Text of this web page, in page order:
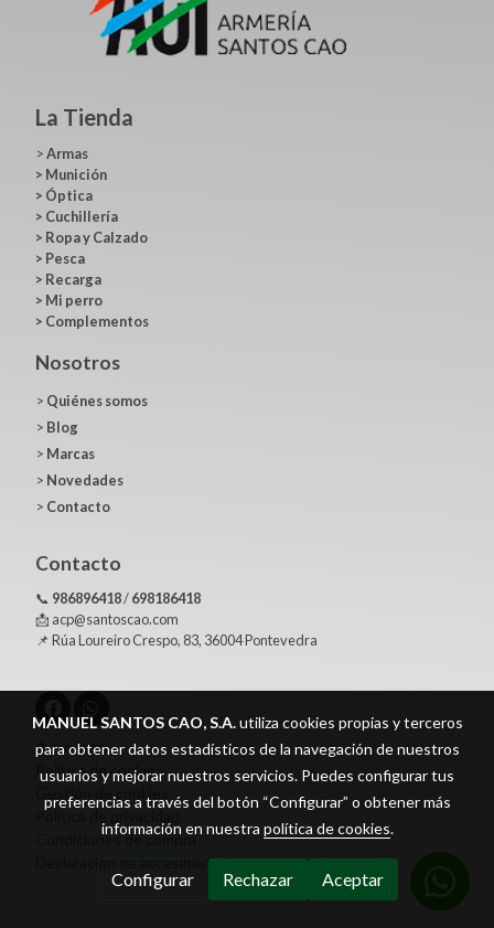
La Tienda
>Armas
> Munición
> Óptica
> Cuchillería
> Ropa y Calzado
> Pesca
> Recarga
> Mi perro
> Complementos
Nosotros
> Quiénes somos
> Blog
> Marcas
> Novedades
> Contacto
Contacto
📞 986896418/698186418
📩 acp@santoscao.com
📌 Rúa Loureiro Crespo, 83, 36004 Pontevedra
Aviso legal
Política de cookies
Gestión de cookies
Política de privacidad
Condiciones de compra
Declaración de accesibilidad
MANUEL SANTOS CAO, S.A.utiliza cookies propias y terceros
para obtener datos estadísticos de la navegación de nuestros
usuarios y mejorar nuestros servicios. Puedes configurar tus
preferencias a través del botón “Configurar” o obtener más
información en nuestra política de cookies.
Configurar Rechazar Aceptar